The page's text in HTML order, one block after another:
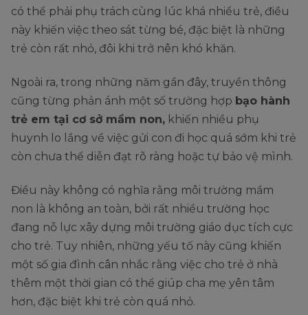
có thể phải phụ trách cùng lúc khá nhiều trẻ, điều
này khiến việc theo sát từng bé, đặc biệt là những
trẻ còn rất nhỏ, đôi khi trở nên khó khăn.
Ngoài ra, trong những năm gần đây, truyền thông
cũng từng phản ánh một số trường hợp bạo hành
trẻ em tại cơ sở mầm non, khiến nhiều phụ
huynh lo lắng về việc gửi con đi học quá sớm khi trẻ
còn chưa thể diễn đạt rõ ràng hoặc tự bảo vệ mình.
Điều này không có nghĩa rằng môi trường mầm
non là không an toàn, bởi rất nhiều trường học
đang nỗ lực xây dựng môi trường giáo dục tích cực
cho trẻ. Tuy nhiên, những yếu tố này cũng khiến
một số gia đình cân nhắc rằng việc cho trẻ ở nhà
thêm một thời gian có thể giúp cha mẹ yên tâm
hơn, đặc biệt khi trẻ còn quá nhỏ.